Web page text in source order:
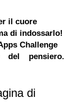
il cuore
di indossarlo!
Challenge
del pensiero.
di